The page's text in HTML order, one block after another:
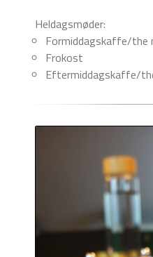
Heldagsmøder:
Formiddagskaffe/the
Frokost
Eftermiddagskaffe/